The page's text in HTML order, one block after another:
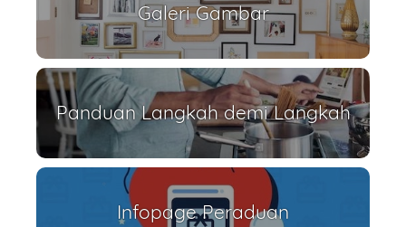
Galeri Gambar
Panduan Langkah demi Langkah
Infopage Peraduan